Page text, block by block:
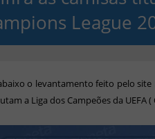
League
o levantamento feito pelo site
a Liga dos Campeões da UEFA